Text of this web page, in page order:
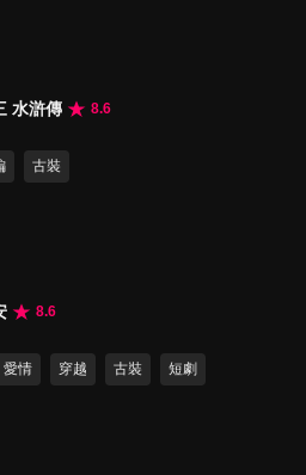
水滸傳
8.6
古裝
8.6
愛情 穿越 古裝 短劇